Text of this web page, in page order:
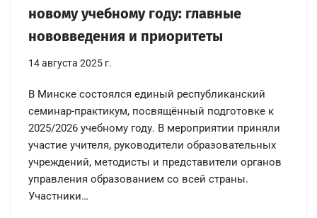
новому учебному году: главные
нововведения и приоритеты
14 августа 2025 г.
В Минске состоялся единый республиканский
семинар-практикум, посвящённый подготовке к
2025/2026 учебному году. В мероприятии приняли
участие учителя, руководители образовательных
учреждений, методисты и представители органов
управления образованием со всей страны.
Участники…